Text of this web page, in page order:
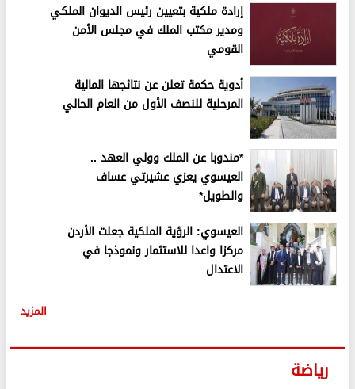
إرادة ملكية بتعيين رئيس الديوان الملكي
ومدير مكتب الملك في مجلس الأمن
القومي
أدوية حكمة تعلن عن نتائجها المالية
المرحلية للنصف الأول من العام الحالي
*مندوبا عن الملك وولي العهد ..
العيسوي يعزي عشيرتي عساف
والطويل*
العيسوي: الرؤية الملكية جعلت الأردن
مركزا واعدا للاستثمار ونموذجا في
الاعتدال
المزيد
رياضة